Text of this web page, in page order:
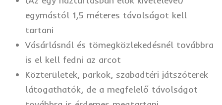
egymástól 1,5 méteres távolságot kell
tartani
Vásárlásnál és tömegközlekedésnél továbbra
is el kell fedni az arcot
Közterületek, parkok, szabadtéri játszóterek
látogathatók, de a megfelelő távolságot